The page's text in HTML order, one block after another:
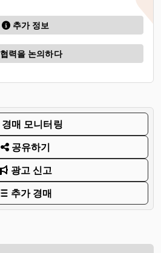
추가 정보
협력을 논의하다
경매 모니터링
공유하기
광고 신고
추가 경매